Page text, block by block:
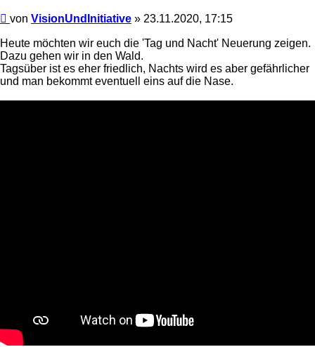
Beitrag
von VisionUndInitiative » 23.11.2020, 17:15
Heute möchten wir euch die 'Tag und Nacht' Neuerung zeigen.
Dazu gehen wir in den Wald.
Tagsüber ist es eher friedlich, Nachts wird es aber gefährlicher
und man bekommt eventuell eins auf die Nase.